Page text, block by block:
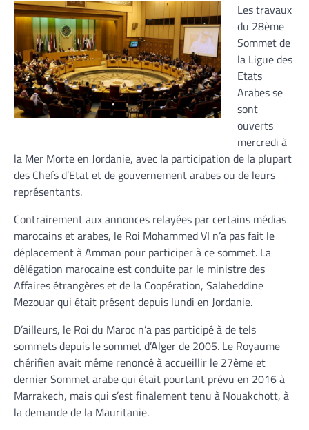
Les travaux
du 28ème
Sommet de
la Ligue des
Etats
Arabes se
sont
ouverts
mercredi à
la Mer Morte en Jordanie, avec la participation de la plupart
des Chefs d’Etat et de gouvernement arabes ou de leurs
représentants.
Contrairement aux annonces relayées par certains médias
marocains et arabes, le Roi Mohammed VI n’a pas fait le
déplacement à Amman pour participer à ce sommet. La
délégation marocaine est conduite par le ministre des
Affaires étrangères et de la Coopération, Salaheddine
Mezouar qui était présent depuis lundi en Jordanie.
D’ailleurs, le Roi du Maroc n’a pas participé à de tels
sommets depuis le sommet d’Alger de 2005. Le Royaume
chérifien avait même renoncé à accueillir le 27ème et
dernier Sommet arabe qui était pourtant prévu en 2016 à
Marrakech, mais qui s’est finalement tenu à Nouakchott, à
la demande de la Mauritanie.